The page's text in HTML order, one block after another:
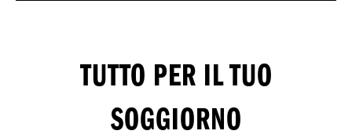
TUTTO PER IL TUO
SOGGIORNO